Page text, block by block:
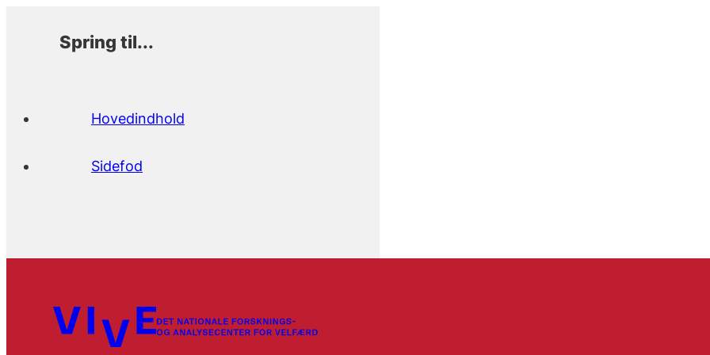
Spring til...
Hovedindhold
Sidefod